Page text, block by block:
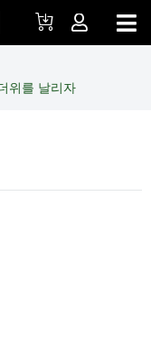
위를 날리자